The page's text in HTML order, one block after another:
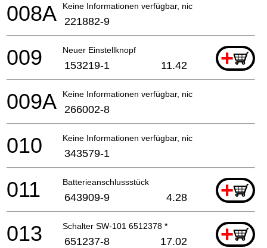
Keine Informationen verfügbar, nicht bestellbar
008A 221882-9
Neuer Einstellknopf +
009 153219-1 11.42
Keine Informationen verfügbar, nicht bestellbar
009A 266002-8
Keine Informationen verfügbar, nicht bestellbar
010 343579-1
Batterieanschlussstück +
011 643909-9 4.28
Schalter SW-101 6512378 * +
013 651237-8 17.02